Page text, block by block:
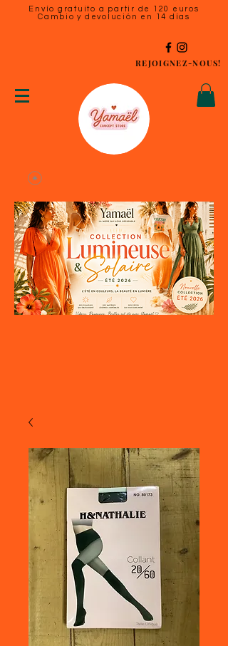
Envío gratuito a partir de 120 euros
Cambio y devolución en 14 días
REJOIGNEZ-NOUS!